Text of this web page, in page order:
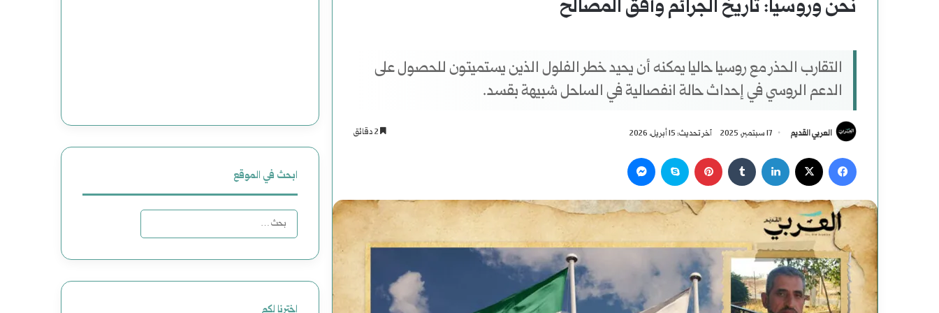
نحن وروسيا: تاريخ الجرائم وأفق المصالح
التقارب الحذر مع روسيا حاليا يمكنه أن يحيد خطر الفلول الذين يستميتون للحصول على
الدعم الروسي في إحداث حالة انفصالية في الساحل شبيهة بقسد.
العربي القديم 17 سبتمبر، 2025 آخر تحديث: 15 أبريل، 2026
فيسبوك لينكدإن بينتيريستسكايب
ابحث في الموقع
اخترنا لكم